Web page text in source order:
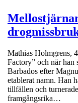
Mathias Holmgrens,
Factory” och när han
Barbados efter
etablerat namn. Han
tillfällen och
framgångsrika…